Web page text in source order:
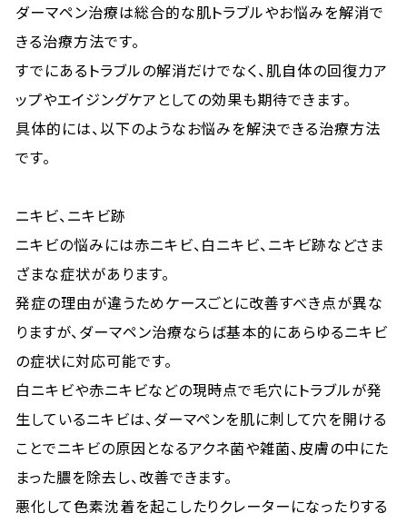
ダーマペン治療は総合的な肌トラブルやお悩みを解消で
きる治療方法です。
すでにあるトラブルの解消だけでなく、肌自体の回復力ア
ップやエイジングケアとしての効果も期待できます。
具体的には、以下のようなお悩みを解決できる治療方法
です。
ニキビ、ニキビ跡
ニキビの悩みには赤ニキビ、白ニキビ、ニキビ跡などさま
ざまな症状があります。
発症の理由が違うためケースごとに改善すべき点が異な
りますが、ダーマペン治療ならば基本的にあらゆるニキビ
の症状に対応可能です。
白ニキビや赤ニキビなどの現時点で毛穴にトラブルが発
生しているニキビは、ダーマペンを肌に刺して穴を開ける
ことでニキビの原因となるアクネ菌や雑菌、皮膚の中にた
まった膿を除去し、改善できます。
悪化して色素沈着を起こしたりクレーターになったりする